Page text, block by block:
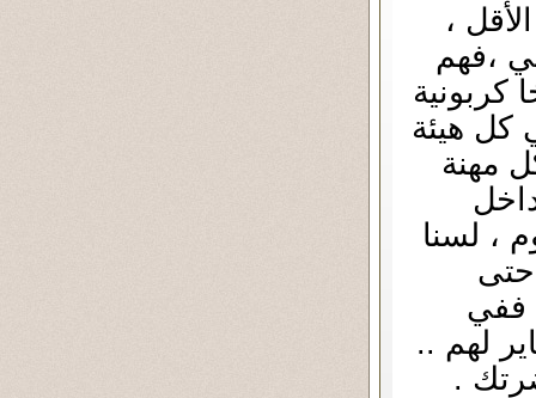
،
،فهم
كل هيئة
مهنة
، لسنا
ففي
لهم ..
.